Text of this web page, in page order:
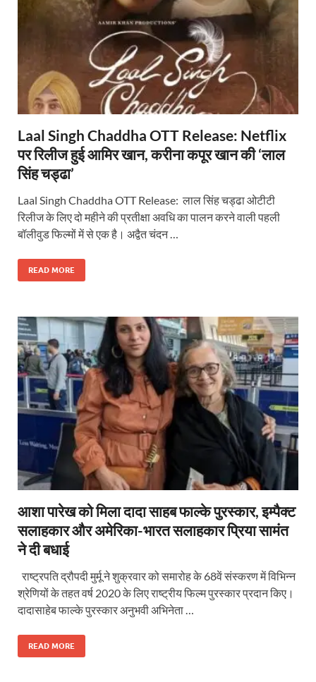
Laal Singh Chaddha OTT Release: Netflix
पर रिलीज हुई आमिर खान, करीना कपूर खान की ‘लाल
सिंह चड्ढा’
Laal Singh Chaddha OTT Release: लाल सिंह चड्ढा ओटीटी
रिलीज के लिए दो महीने की प्रतीक्षा अवधि का पालन करने वाली पहली
बॉलीवुड फिल्मों में से एक है। अद्वैत चंदन …
READ MORE
आशा पारेख को मिला दादा साहब फाल्के पुरस्कार, इम्पैक्ट
सलाहकार और अमेरिका-भारत सलाहकार प्रिया सामंत
ने दी बधाई
राष्ट्रपति द्रौपदी मुर्मू ने शुक्रवार को समारोह के 68वें संस्करण में विभिन्न
श्रेणियों के तहत वर्ष 2020 के लिए राष्ट्रीय फिल्म पुरस्कार प्रदान किए।
दादासाहेब फाल्के पुरस्कार अनुभवी अभिनेता …
READ MORE